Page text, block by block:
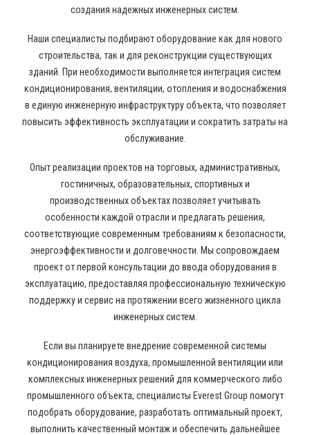
создания надежных инженерных систем.
Наши специалисты подбирают оборудование как для нового
строительства, так и для реконструкции существующих
зданий. При необходимости выполняется интеграция систем
кондиционирования, вентиляции, отопления и водоснабжения
в единую инженерную инфраструктуру объекта, что позволяет
повысить эффективность эксплуатации и сократить затраты на
обслуживание.
Опыт реализации проектов на торговых, административных,
гостиничных, образовательных, спортивных и
производственных объектах позволяет учитывать
особенности каждой отрасли и предлагать решения,
соответствующие современным требованиям к безопасности,
энергоэффективности и долговечности. Мы сопровождаем
проект от первой консультации до ввода оборудования в
эксплуатацию, предоставляя профессиональную техническую
поддержку и сервис на протяжении всего жизненного цикла
инженерных систем.
Если вы планируете внедрение современной системы
кондиционирования воздуха, промышленной вентиляции или
комплексных инженерных решений для коммерческого либо
промышленного объекта, специалисты Everest Group помогут
подобрать оборудование, разработать оптимальный проект,
выполнить качественный монтаж и обеспечить дальнейшее